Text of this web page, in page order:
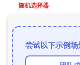
随机选择器